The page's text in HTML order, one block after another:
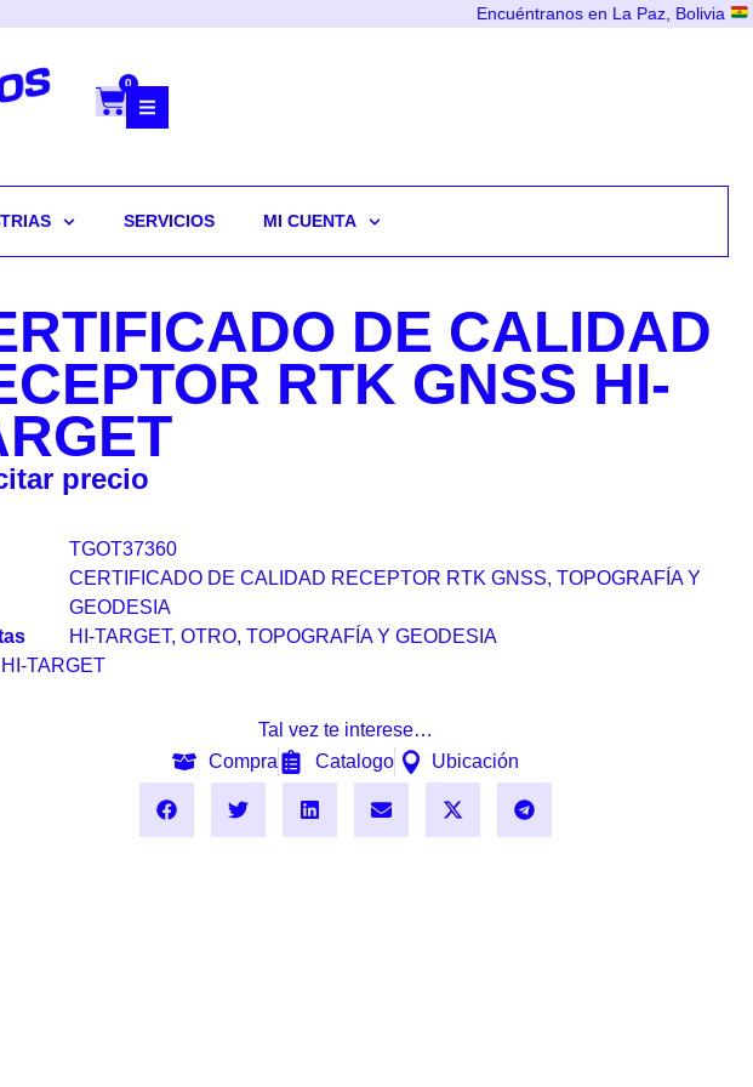
Encuéntranos en La Paz, Bolivia
0
SERVICIOS MI CUENTA
DE CALIDAD
RTK GNSS HI-
precio
TGOT37360
CERTIFICADO DE CALIDAD RECEPTOR RTK GNSS, TOPOGRAFÍA Y
GEODESIA
HI-TARGET, OTRO, TOPOGRAFÍA Y GEODESIA
HI-TARGET
Tal vez te interese…
Compra
Catalogo Ubicación